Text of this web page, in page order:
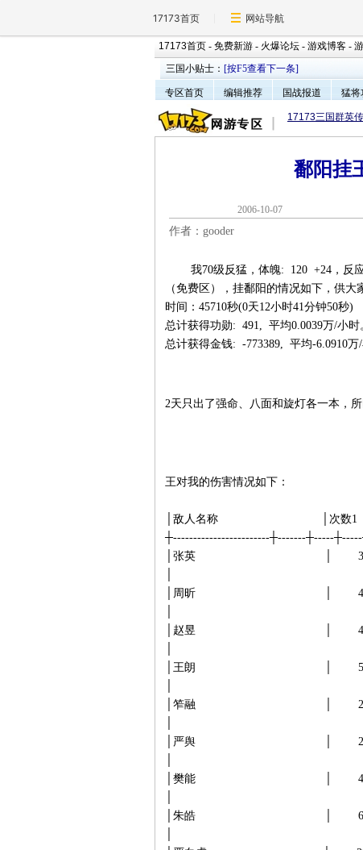
17173首页 网站导航
17173首页 - 免费新游 - 火爆论坛 - 游戏博客 -
三国小贴士： [按F5查看下一条]
专区首页 编辑推荐 国战报道 猛将
17173三国群英
鄱阳挂
2006-10-07
作者：gooder
我70级反猛，体魄: 120 +24，反应:
（免费区），挂鄱阳的情况如下，供大
时间：45710秒(0天12小时41分钟50秒)
总计获得功勋: 491, 平均0.0039万/小时
总计获得金钱: -773389, 平均-6.0910万/
2天只出了强命、八面和旋灯各一本，
王对我的伤害情况如下：
│敌人名称 │次数1 │最小1│
┼------------------------┼-------
│张英 │ 313│
│周昕 │ 487│
│赵昱 │ 474│
│王朗 │ 590│
│笮融 │ 233│
│严舆 │ 216│
│樊能 │ 437│
│朱皓 │ 620│